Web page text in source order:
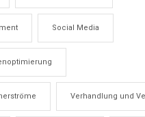
Social Media
Verhandlung und